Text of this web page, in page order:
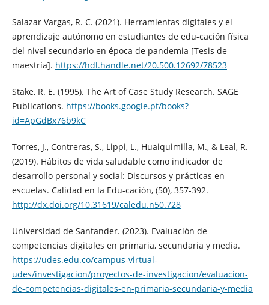
Salazar Vargas, R. C. (2021). Herramientas digitales y el
aprendizaje autónomo en estudiantes de edu-cación física
del nivel secundario en época de pandemia [Tesis de
maestría]. https://hdl.handle.net/20.500.12692/78523
Stake, R. E. (1995). The Art of Case Study Research. SAGE
Publications. https://books.google.pt/books?
id=ApGdBx76b9kC
Torres, J., Contreras, S., Lippi, L., Huaiquimilla, M., & Leal, R.
(2019). Hábitos de vida saludable como indicador de
desarrollo personal y social: Discursos y prácticas en
escuelas. Calidad en la Edu-cación, (50), 357-392.
http://dx.doi.org/10.31619/caledu.n50.728
Universidad de Santander. (2023). Evaluación de
competencias digitales en primaria, secundaria y media.
https://udes.edu.co/campus-virtual-
udes/investigacion/proyectos-de-investigacion/evaluacion-
de-competencias-digitales-en-primaria-secundaria-y-media